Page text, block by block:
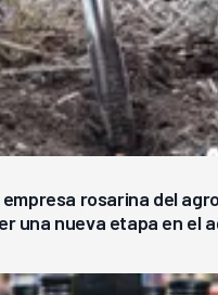
empresa rosarina del
una nueva etapa en el